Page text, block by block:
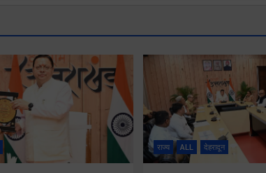
राज्य ALL देहरादून